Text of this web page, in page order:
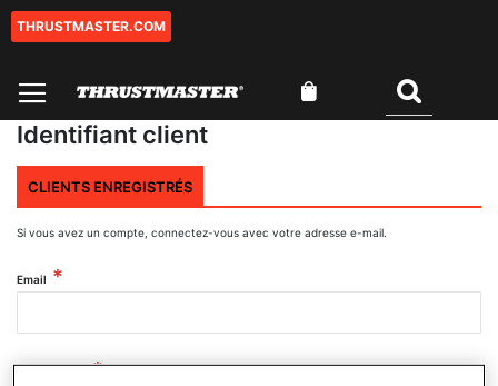
Aller
THRUSTMASTER.COM
Identifiant client
CLIENTS ENREGISTRÉS
Si vous avez un compte, connectez-vous avec votre adresse e-mail.
Email